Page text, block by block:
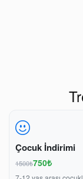
Çocuk İndirimi
1500₺750₺